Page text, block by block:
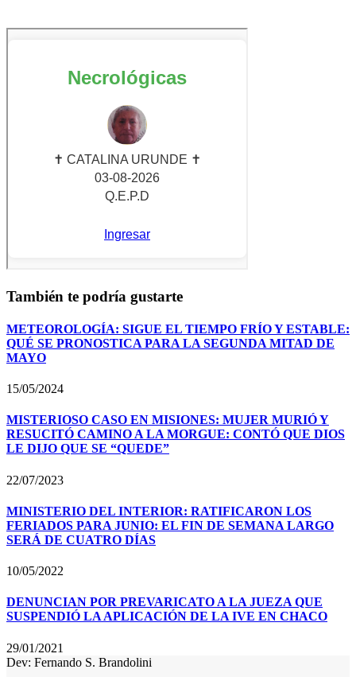
También te podría gustarte
METEOROLOGÍA: SIGUE EL TIEMPO FRÍO Y ESTABLE:
QUÉ SE PRONOSTICA PARA LA SEGUNDA MITAD DE
MAYO
15/05/2024
MISTERIOSO CASO EN MISIONES: MUJER MURIÓ Y
RESUCITÓ CAMINO A LA MORGUE: CONTÓ QUE DIOS
LE DIJO QUE SE “QUEDE”
22/07/2023
MINISTERIO DEL INTERIOR: RATIFICARON LOS
FERIADOS PARA JUNIO: EL FIN DE SEMANA LARGO
SERÁ DE CUATRO DÍAS
10/05/2022
DENUNCIAN POR PREVARICATO A LA JUEZA QUE
SUSPENDIÓ LA APLICACIÓN DE LA IVE EN CHACO
29/01/2021
Dev: Fernando S. Brandolini